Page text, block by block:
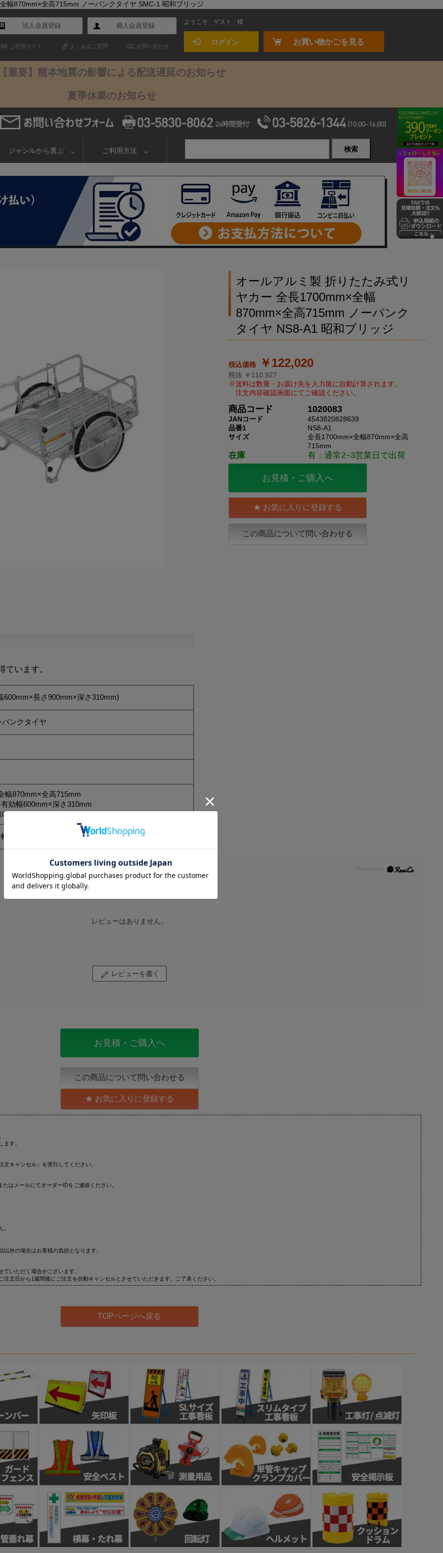
幅870mm×全高715mm ノーパンクタイヤ SMC-1 昭和ブリッジ
法人会員登録 個人会員登録
ご利用ガイド よくあるご質問 お問い合わせ
ようこそ ゲスト 様
ログイン お買い物かごを見る
重要】熊本地震の影響による配送遅延のお知らせ
夏季休業のお知らせ
ジャンルから選ぶ ご利用方法 検索
います。
600mm×長さ900mm×深さ310mm)
ンクタイヤ
幅870mm×全高715mm
効幅600mm×深さ310mm
310mm×全高620mm
オールアルミ製 折りたたみ式リ
ヤカー 全長1700mm×全幅
870mm×全高715mm ノーパンク
タイヤ NS8-A1 昭和ブリッジ
￥122,020
税抜 ￥110,927
商品コード 1020083
JANコード
4543820828639
品番1
NS8-A1
サイズ
全長1700mm×全幅870mm×全高
715mm
在庫 有：通常2~3営業日で出荷
お見積・ご購入へ
この商品について問い合わせる
お気に入りに登録する
レビューはありません。
レビューを書く
お見積・ご購入へ
この商品について問い合わせる
お気に入りに登録する
す。
キャンセル」を実行してください。
はメールにてオーダーIDをご連絡ください。
。
外の場合はお客様の負担となります。
いただく場合がございます。
文日から1週間後にご注文を自動キャンセルとさせていただきます。ご了承ください。
TOPページへ戻る